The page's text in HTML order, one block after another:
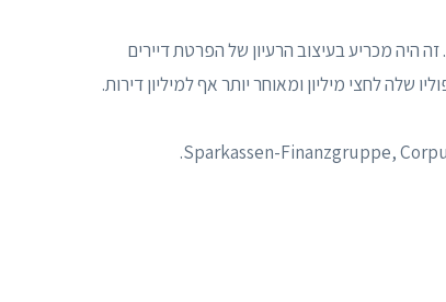
היה מכריע בעיצוב הרעיון של הפרטת דיירים
לחצי מיליון ומאוחר יותר אף למיליון דירות.